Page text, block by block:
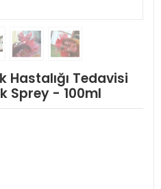
Hastalığı Tedavisi
Sprey - 100ml